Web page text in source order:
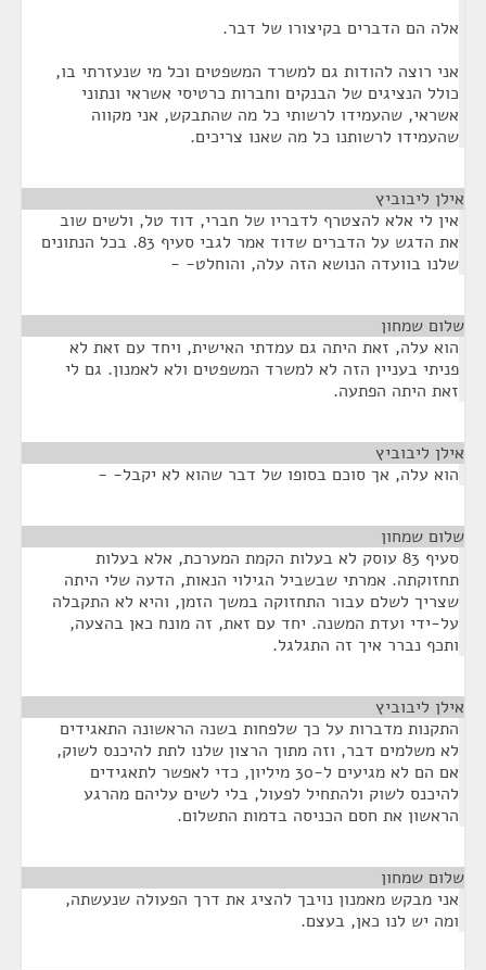
אלה הם הדברים בקיצורו של דבר.
אני רוצה להודות גם למשרד המשפטים וכל מי שנעזרתי בו,
כולל הנציגים של הבנקים וחברות כרטיסי אשראי ונתוני
אשראי, שהעמידו לרשותי כל מה שהתבקש, אני מקווה
שהעמידו לרשותנו כל מה שאנו צריכים.
אילן ליבוביץ
אין לי אלא להצטרף לדבריו של חברי, דוד טל, ולשים שוב
את הדגש על הדברים שדוד אמר לגבי סעיף 83. בכל הנתונים
שלנו בוועדה הנושא הזה עלה, והוחלט- -
שלום שמחון
הוא עלה, זאת היתה גם עמדתי האישית, ויחד עם זאת לא
פניתי בעניין הזה לא למשרד המשפטים ולא לאמנון. גם לי
זאת היתה הפתעה.
אילן ליבוביץ
הוא עלה, אך סוכם בסופו של דבר שהוא לא יקבל- -
שלום שמחון
סעיף 83 עוסק לא בעלות הקמת המערכת, אלא בעלות
תחזוקתה. אמרתי שבשביל הגילוי הנאות, הדעה שלי היתה
שצריך לשלם עבור התחזוקה במשך הזמן, והיא לא התקבלה
על-ידי ועדת המשנה. יחד עם זאת, זה מונח כאן בהצעה,
ותכף נברר איך זה התגלגל.
אילן ליבוביץ
התקנות מדברות על כך שלפחות בשנה הראשונה התאגידים
לא משלמים דבר, וזה מתוך הרצון שלנו לתת להיכנס לשוק,
אם הם לא מגיעים ל-30 מיליון, כדי לאפשר לתאגידים
להיכנס לשוק ולהתחיל לפעול, בלי לשים עליהם מהרגע
הראשון את חסם הכניסה בדמות התשלום.
שלום שמחון
אני מבקש מאמנון נויבך להציג את דרך הפעולה שנעשתה,
ומה יש לנו כאן, בעצם.